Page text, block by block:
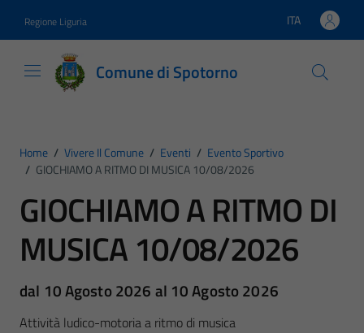
Regione Liguria Lingua attiva:
ITA
Comune di Spotorno
Home / Vivere Il Comune / Eventi / Evento Sportivo
/ GIOCHIAMO A RITMO DI MUSICA 10/08/2026
GIOCHIAMO A RITMO DI
MUSICA 10/08/2026
dal 10 Agosto 2026 al 10 Agosto 2026
Attività ludico-motoria a ritmo di musica